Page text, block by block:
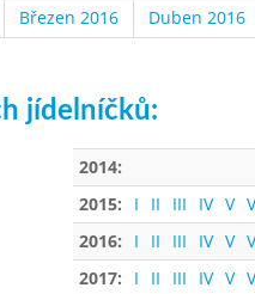
Březen 2016 Duben 2016
jídelníčků:
2014:
2015:
I II III IV V
2016:
I II III IV V
2017:
I II III IV V